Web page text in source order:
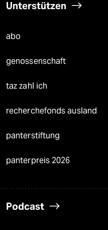
Unterstützen
abo
genossenschaft
taz zahl ich
recherchefonds ausland
panterstiftung
panterpreis 2026
Podcast